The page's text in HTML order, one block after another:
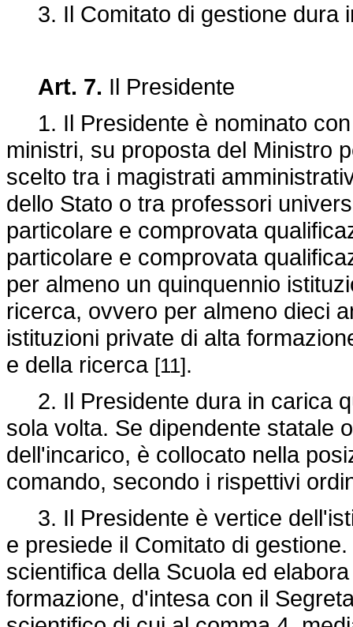
3. Il Comitato di gestione dura
Art. 7. Il Presidente
1. Il Presidente è nominato con
ministri, su proposta del Ministro
scelto tra i magistrati
dello Stato o tra professori
particolare e comprovata
particolare e comprovata
per almeno un quinquennio
ricerca, ovvero per almeno dieci
istituzioni private di alta
e della ricerca [11].
2. Il Presidente dura in carica
sola volta. Se dipendente statale
dell'incarico, è collocato nella
comando, secondo i rispettivi
3. Il Presidente è vertice
e presiede il Comitato di
scientifica della Scuola ed
formazione, d'intesa con il